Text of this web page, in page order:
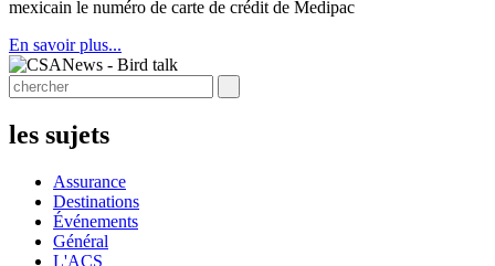
mexicain le numéro de carte de crédit de Medipac
En savoir plus...
les sujets
Assurance
Destinations
Événements
Général
L'ACS